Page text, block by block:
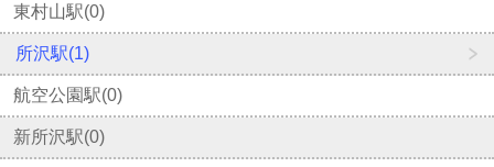
東村山駅(0)
所沢駅(1)
航空公園駅(0)
新所沢駅(0)